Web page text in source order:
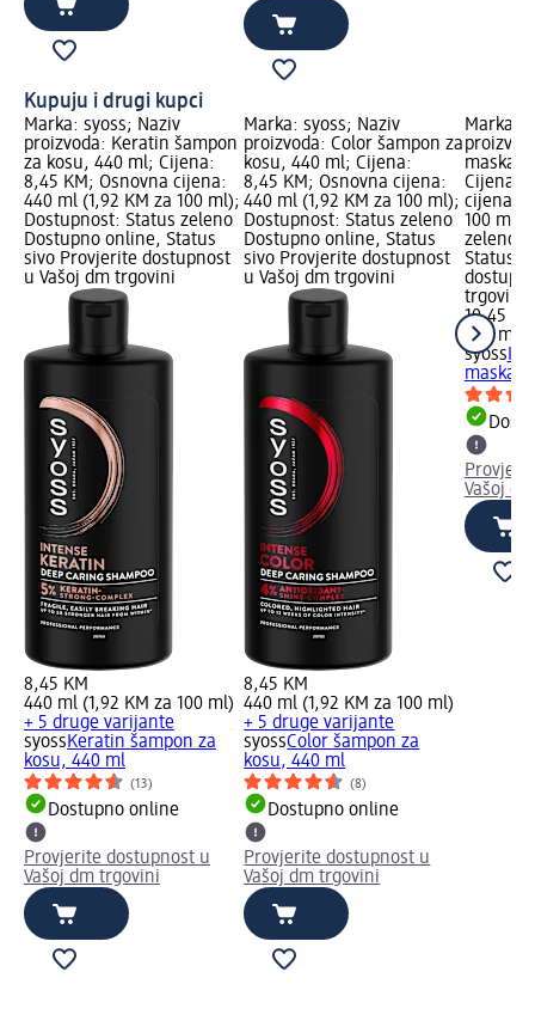
Kupuju i drugi kupci
Marka: syoss; Naziv
proizvoda: Keratin šampon
za kosu, 440 ml; Cijena:
8,45 KM; Osnovna cijena:
440 ml (1,92 KM za 100 ml);
Dostupnost: Status zeleno
Dostupno online, Status
sivo Provjerite dostupnost
u Vašoj dm trgovini
8,45 KM
440 ml (1,92 KM za 100 ml)
+ 5 druge varijante
syossKeratin šampon za
kosu, 440 ml
(13)
Dostupno online
Provjerite dostupnost u
Vašoj dm trgovini
Marka: syoss; Naziv
proizvoda: Color šampon za
kosu, 440 ml; Cijena:
8,45 KM; Osnovna cijena:
440 ml (1,92 KM za 100 ml);
Dostupnost: Status zeleno
Dostupno online, Status
sivo Provjerite dostupnost
u Vašoj dm trgovini
8,45 KM
440 ml (1,92 KM za 100 ml)
+ 5 druge varijante
syossColor šampon za
kosu, 440 ml
(8)
Dostupno online
Provjerite dostupnost u
Vašoj dm trgovini
Marka:
maska
Cijena:
cijena:
100 ml);
zeleno
Status
trgovini
10,45 KM
400 ml
syoss
maska
Vašoj